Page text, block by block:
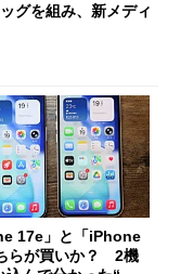
グを組み、新メディ
17e」と「iPhone
らが買いか？ 2機